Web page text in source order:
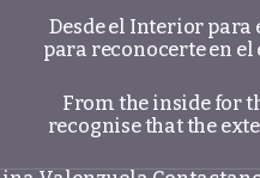
Desde el Interior
para reconocerte en
From the inside for
recognise that the